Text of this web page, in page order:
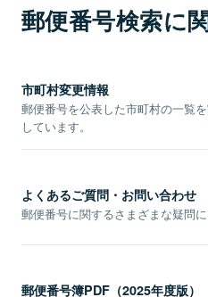
郵便番号検索に
市町村変更情報
郵便番号を公表した市町村の一覧
しています。
よくあるご質問・お問い合わせ
郵便番号に関するさまざまな疑問に
郵便番号簿PDF（2025年度版）